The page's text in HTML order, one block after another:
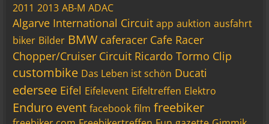
2011 2013 AB-M ADAC
Algarve International Circuit app auktion ausfahrt
biker Bilder BMW caferacer Cafe Racer
Chopper/Cruiser Circuit Ricardo Tormo Clip
custombike Das Leben ist schön Ducati
edersee Eifel Eifelevent Eifeltreffen Elektro
Enduro event facebook film freebiker